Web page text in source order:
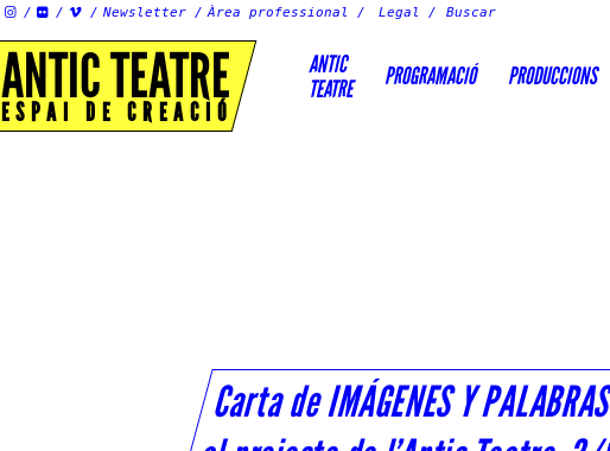
   Newsletter Àrea professional Legal
ANTIC TEATRE
ESPAI DE CREACIÓ
ANTIC
TEATRE
PROGRAMACIÓ PRODUCCIONS
Carta de IMÁGENES Y